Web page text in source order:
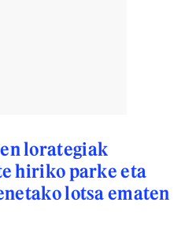
lorategiak
hiriko parke eta
lotsa ematen